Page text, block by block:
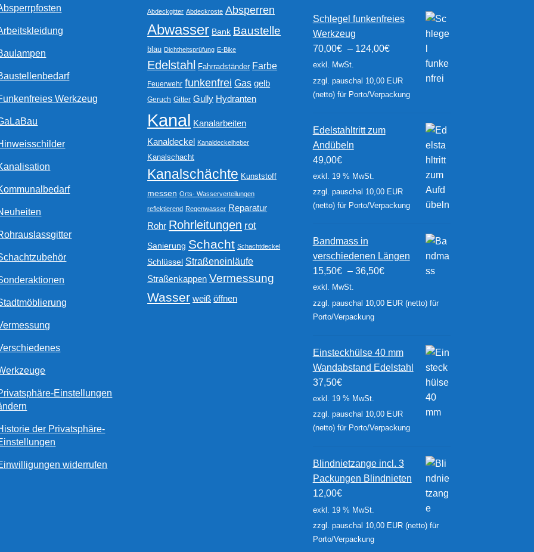
Werkzeug
Einstellungen
der Privatsphäre-
widerrufen
Abdeckgitter Abdeckroste Absperren
Abwasser Bank Baustelle
blau Dichtheitsprüfung E-Bike
Edelstahl Fahrradständer Farbe
Feuerwehr funkenfrei Gas gelb
Geruch Gitter Gully Hydranten
Kanal Kanalarbeiten
Kanaldeckel Kanaldeckelheber
Kanalschacht
Kanalschächte Kunststoff
messen Orts- Wasserverteilungen
reflektierend Regenwasser Reparatur
Rohr Rohrleitungen rot
Sanierung Schacht Schachtdeckel
Schlüssel Straßeneinläufe
Straßenkappen Vermessung
Wasser weiß öffnen
Schlegel funkenfreies
Werkzeug
70,00€ – 124,00€
exkl. MwSt.
zzgl. pauschal 10,00 EUR
(netto) für Porto/Verpackung
Edelstahltritt zum
Andübeln
49,00€
exkl. 19 % MwSt.
zzgl. pauschal 10,00 EUR
(netto) für Porto/Verpackung
Bandmass in
verschiedenen Längen
15,50€ – 36,50€
exkl. MwSt.
zzgl. pauschal 10,00 EUR (netto) für
Porto/Verpackung
Einsteckhülse 40 mm
Wandabstand Edelstahl
37,50€
exkl. 19 % MwSt.
zzgl. pauschal 10,00 EUR
(netto) für Porto/Verpackung
Blindnietzange incl. 3
Packungen Blindnieten
12,00€
exkl. 19 % MwSt.
zzgl. pauschal 10,00 EUR (netto) für
Porto/Verpackung